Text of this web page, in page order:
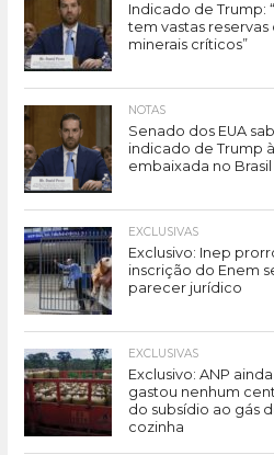
Indicado de Trump:
tem vastas reservas
minerais críticos”
NOTAS
Senado dos EUA
indicado de Trump à
embaixada no Brasil
EXCLUSIVAS
Exclusivo: Inep
inscrição do Enem
parecer jurídico
EXCLUSIVAS
Exclusivo: ANP
gastou nenhum
do subsídio ao gás
cozinha